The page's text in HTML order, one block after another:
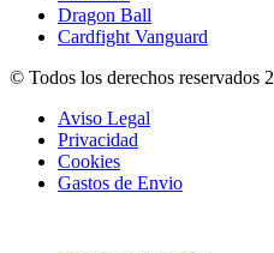
Dragon Ball
Cardfight Vanguard
© Todos los derechos reservados
Aviso Legal
Privacidad
Cookies
Gastos de Envio